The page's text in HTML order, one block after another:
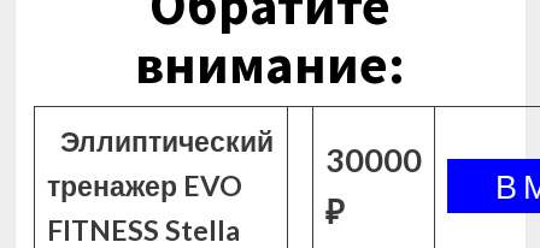
внимание:
Эллиптический
тренажер EVO
FITNESS Stella
30000
₽